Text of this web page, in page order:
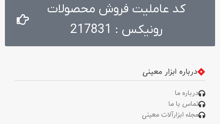
میلی متر
جنس
جنس
چرخ
ابعاد چرخ
کد عاملیت فروش محصولات
رونیکس : 217831
درباره ابزار معینی
درباره ما
تماس با ما
مجله ابزارآلات معینی